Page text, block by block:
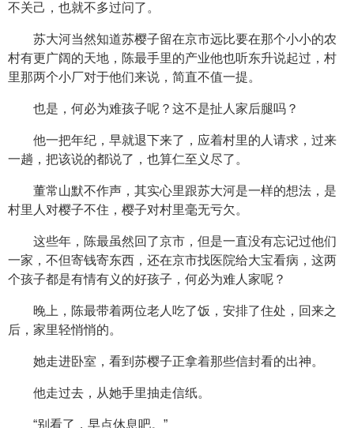
不关己，也就不多过问了。
苏大河当然知道苏樱子留在京市远比要在那个小小的农
村有更广阔的天地，陈最手里的产业他也听东升说起过，村
里那两个小厂对于他们来说，简直不值一提。
也是，何必为难孩子呢？这不是扯人家后腿吗？
他一把年纪，早就退下来了，应着村里的人请求，过来
一趟，把该说的都说了，也算仁至义尽了。
董常山默不作声，其实心里跟苏大河是一样的想法，是
村里人对樱子不住，樱子对村里毫无亏欠。
这些年，陈最虽然回了京市，但是一直没有忘记过他们
一家，不但寄钱寄东西，还在京市找医院给大宝看病，这两
个孩子都是有情有义的好孩子，何必为难人家呢？
晚上，陈最带着两位老人吃了饭，安排了住处，回来之
后，家里轻悄悄的。
她走进卧室，看到苏樱子正拿着那些信封看的出神。
他走过去，从她手里抽走信纸。
“别看了，早点休息吧。”